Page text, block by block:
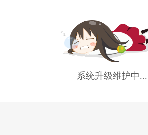
系统升级维护中...